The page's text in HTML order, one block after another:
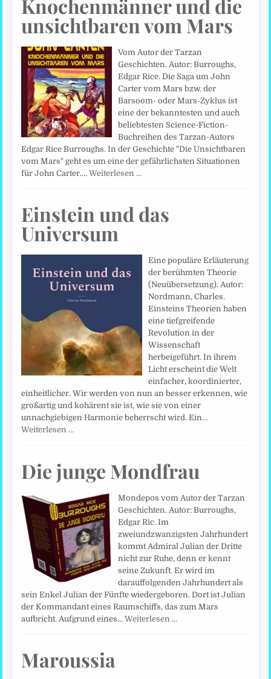
Knochenmänner und die
unsichtbaren vom Mars
Vom Autor der Tarzan
Geschichten. Autor: Burroughs,
Edgar Rice. Die Saga um John
Carter vom Mars bzw. der
Barsoom- oder Mars-Zyklus ist
eine der bekanntesten und auch
beliebtesten Science-Fiction-
Buchreihen des Tarzan-Autors
Edgar Rice Burroughs. In der Geschichte "Die Unsichtbaren
vom Mars" geht es um eine der gefährlichsten Situationen
für John Carter.…Weiterlesen …
Einstein und das
Universum
Eine populäre Erläuterung
der berühmten Theorie
(Neuübersetzung). Autor:
Nordmann, Charles.
Einsteins Theorien haben
eine tiefgreifende
Revolution in der
Wissenschaft
herbeigeführt. In ihrem
Licht erscheint die Welt
einfacher, koordinierter,
einheitlicher. Wir werden von nun an besser erkennen, wie
großartig und kohärent sie ist, wie sie von einer
unnachgiebigen Harmonie beherrscht wird. Ein…
Weiterlesen …
Die junge Mondfrau
Mondepos vom Autor der Tarzan
Geschichten. Autor: Burroughs,
Edgar Ric. Im
zweiundzwanzigsten Jahrhundert
kommt Admiral Julian der Dritte
nicht zur Ruhe, denn er kennt
seine Zukunft. Er wird im
darauffolgenden Jahrhundert als
sein Enkel Julian der Fünfte wiedergeboren. Dort ist Julian
der Kommandant eines Raumschiffs, das zum Mars
aufbricht. Aufgrund eines…Weiterlesen …
Maroussia